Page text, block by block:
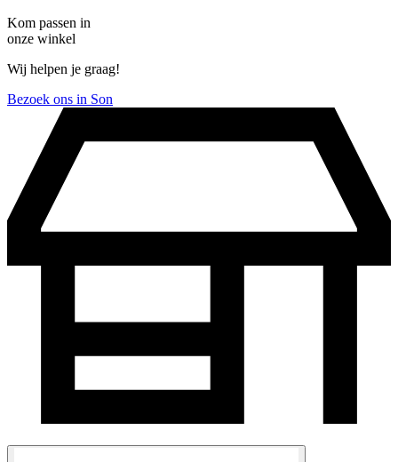
Kom passen in
onze winkel
Wij helpen je graag!
Bezoek ons in Son